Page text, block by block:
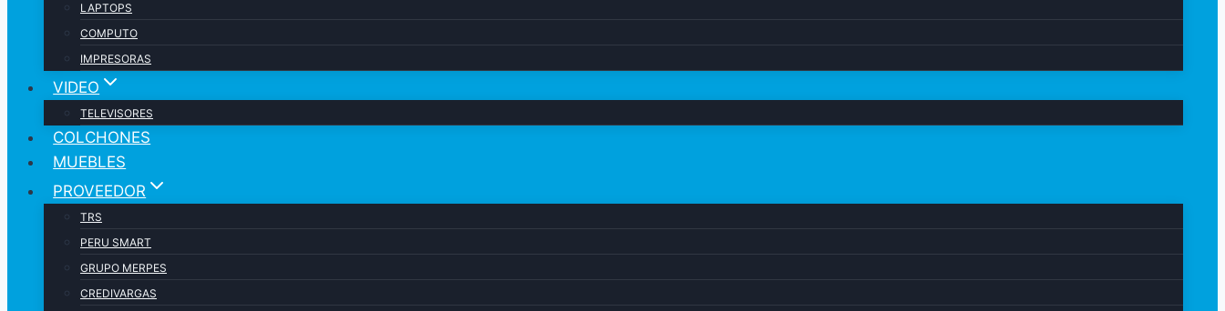
LAPTOPS
COMPUTO
IMPRESORAS
VIDEO
TELEVISORES
COLCHONES
MUEBLES
PROVEEDOR
TRS
PERU SMART
GRUPO MERPES
CREDIVARGAS